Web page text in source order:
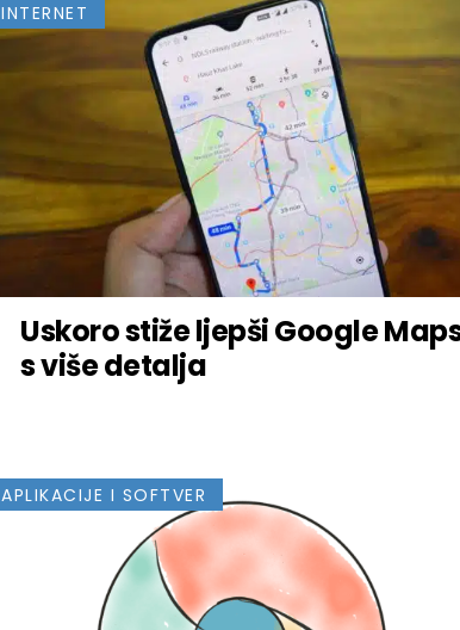
INTERNET
Uskoro stiže ljepši Google
s više detalja
APLIKACIJE I SOFTVER